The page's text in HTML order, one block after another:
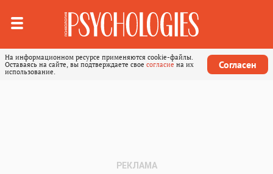
На информационном ресурсе применяются cookie-файлы.
Оставаясь на сайте, вы подтверждаете свое согласие на их
использование.
Согласен